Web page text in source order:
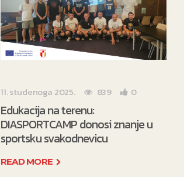
11. studenoga 2025. 839 0
Edukacija na terenu:
DIASPORTCAMP donosi znanje u
sportsku svakodnevicu
READ MORE